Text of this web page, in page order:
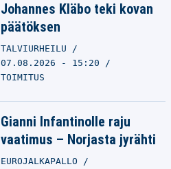
Johannes Kläbo teki kovan
päätöksen
TALVIURHEILU
07.08.2026 - 15:20
TOIMITUS
Gianni Infantinolle raju
vaatimus – Norjasta jyrähti
EUROJALKAPALLO